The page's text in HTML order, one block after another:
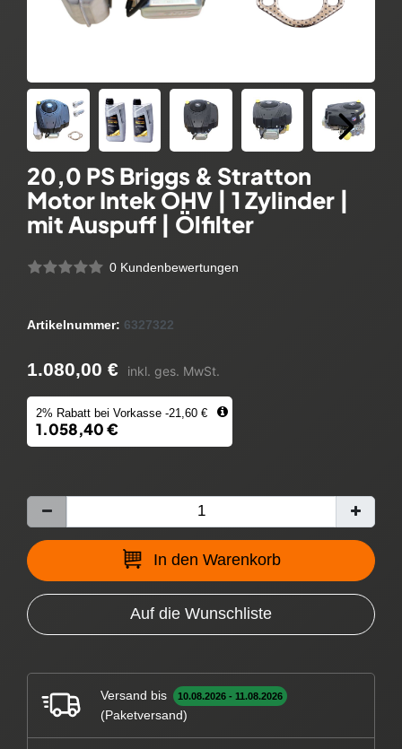
20,0 PS Briggs & Stratton
Motor Intek OHV | 1 Zylinder |
mit Auspuff | Ölfilter
0 Kundenbewertungen
Artikelnummer: 6327322
1.080,00 € inkl. ges. MwSt.
2% Rabatt bei Vorkasse -21,60 €
1.058,40 €
In den Warenkorb
Auf die Wunschliste
Versand bis 10.08.2026 - 11.08.2026
(Paketversand)